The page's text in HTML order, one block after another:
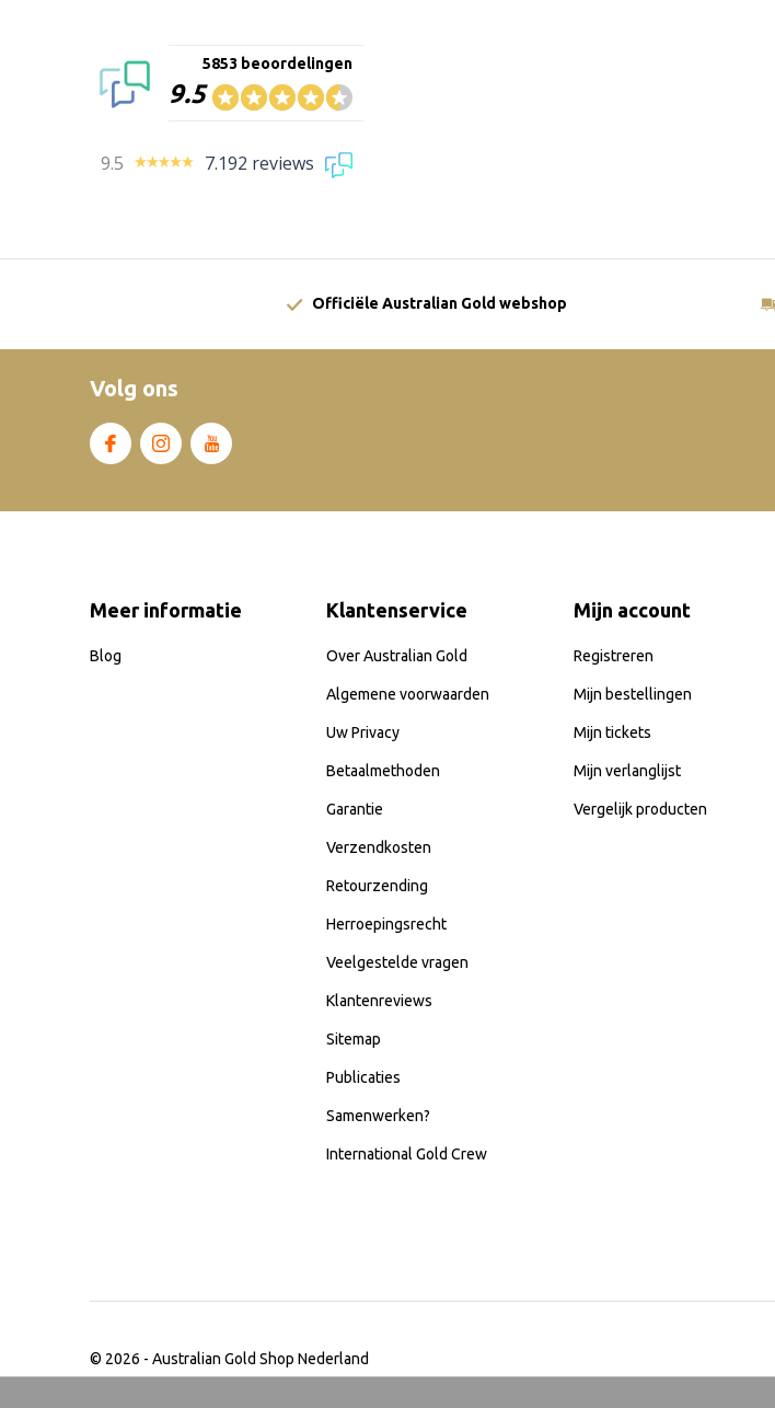
9.5
5853 beoordelingen
9.5 7.192 reviews
Officiële Australian Gold webshop
Volg ons
Meer informatie
Blog
Klantenservice
Over Australian Gold
Algemene voorwaarden
Uw Privacy
Betaalmethoden
Garantie
Verzendkosten
Retourzending
Herroepingsrecht
Veelgestelde vragen
Klantenreviews
Sitemap
Publicaties
Samenwerken?
International Gold Crew
Mijn account
Registreren
Mijn bestellingen
Mijn tickets
Mijn verlanglijst
Vergelijk producten
© 2026 - Australian Gold Shop Nederland